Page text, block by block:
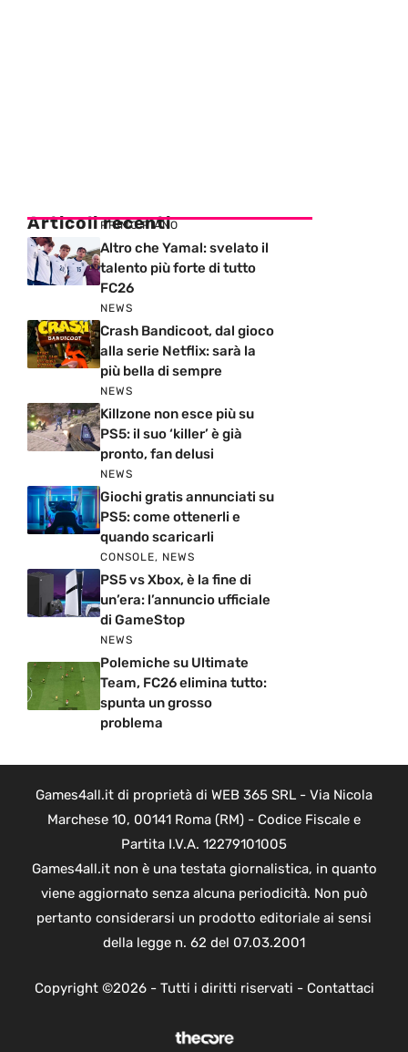
Articoli recenti
PRIMO PIANO
Altro che Yamal: svelato il
talento più forte di tutto
FC26
NEWS
Crash Bandicoot, dal gioco
alla serie Netflix: sarà la
più bella di sempre
NEWS
Killzone non esce più su
PS5: il suo ‘killer’ è già
pronto, fan delusi
NEWS
Giochi gratis annunciati su
PS5: come ottenerli e
quando scaricarli
CONSOLE, NEWS
PS5 vs Xbox, è la fine di
un’era: l’annuncio ufficiale
di GameStop
NEWS
Polemiche su Ultimate
Team, FC26 elimina tutto:
spunta un grosso
problema
Games4all.it di proprietà di WEB 365 SRL - Via Nicola
Marchese 10, 00141 Roma (RM) - Codice Fiscale e
Partita I.V.A. 12279101005
Games4all.it non è una testata giornalistica, in quanto
viene aggiornato senza alcuna periodicità. Non può
pertanto considerarsi un prodotto editoriale ai sensi
della legge n. 62 del 07.03.2001
Copyright ©2026 - Tutti i diritti riservati - Contattaci